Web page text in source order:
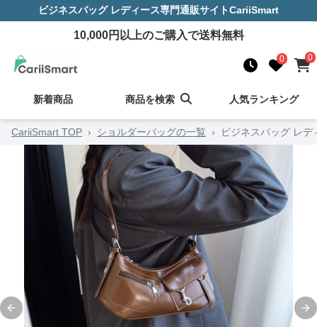
ビジネスバッグ レディース専門通販サイトCariiSmart
10,000円以上のご購入で送料無料
0 0
新着商品 商品を検索 人気ランキング
CariiSmart TOP › ショルダーバッグの一覧 › ビジネスバッグ レ
Previous slide